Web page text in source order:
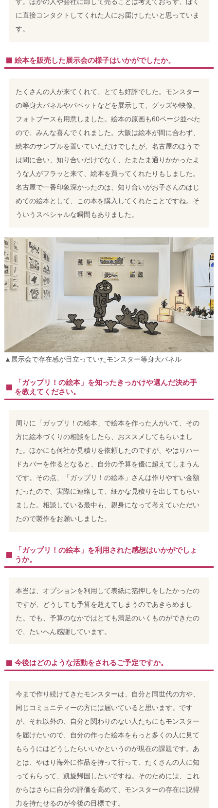
に直接コンタクトしてくれた人にお届けしたいと思っていま
す。
絵本を販売した展示会の様子はいかがでしたか。
たくさんの人が来てくれて、とても好評でした。モンスター
の等身大パネルやパペットなどを展示して、グッズや映像、
フォトブースも用意しました。絵本の原画も60ページ並べた
ので、みんな喜んでくれました。大阪は絵本が間に合わず、
絵本のサンプルを置いていただけでしたが、名古屋のほうで
は間に合い、知り合いだけでなく、たまたま通りかかったよ
うな人がフラッと来て、絵本を買ってくれたりもしました。
名古屋で一番印象深かったのは、知り合いがお子さんのはじ
めての絵本として、この本を購入してくれたことですね。そ
ういうスペシャルな瞬間もありました。
▲展示会で存在感が目立っていたモンスター等身大パネル
「ガップリ！の絵本」を知ったきっかけや選んだ決め手
を教えてください。
周りに「ガップリ！の絵本」で絵本を作った人がいて、その
方に絵本づくりの相談をしたら、おススメしてもらいまし
た。ほかにも何社か見積りを依頼したのですが、やはりハー
ドカバーを作るとなると、自分の予算を優に超えてしまうん
です。その点、「ガップリ！の絵本」さんは作りやすい金額
だったので、実際に連絡して、細かな見積りを出してもらい
ました。相談している最中も、親身になって考えていただい
たので製作をお願いしました。
「ガップリ！の絵本」を利用された感想はいかがでしょ
うか。
本当は、オプションを利用して表紙に箔押しをしたかったの
ですが、どうしても予算を超えてしまうのであきらめまし
た。でも、予算のなかではとても満足のいくものができたの
で、たいへん感謝しています。
今後はどのような活動をされるご予定ですか。
今まで作り続けてきたモンスターは、自分と同世代の方や、
同じコミュニティーの方には届いていると思います。です
が、それ以外の、自分と関わりのない人たちにもモンスター
を届けたいので、自分の作った絵本をもっと多くの人に見て
もらうにはどうしたらいいかというのが現在の課題です。あ
とは、やはり海外に作品を持って行って、たくさんの人に知
ってもらって、凱旋帰国したいですね。そのためには、これ
からはさらに自分の評価を高めて、モンスターの存在に説得
力を持たせるのが今後の目標です。